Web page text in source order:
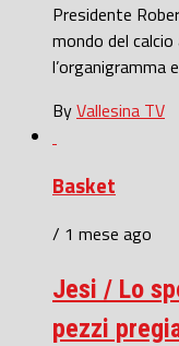
Presidente
mondo del
l’organigramma
ByVallesina TV
Basket
/ 1 mese ago
Jesi / Lo
pezzi